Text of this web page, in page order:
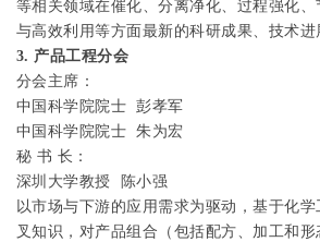
等相关领域在催化、分离净化、过程强化
与高效利用等方面最新的科研成果、技术进
3. 产品工程分会
分会主席：
中国科学院院士
彭孝军
中国科学院院士
朱为宏
秘 书 长：
深圳大学教授
陈小强
以市场与下游的应用需求为驱动，基于化
叉知识，对产品组合（包括配方、加工和